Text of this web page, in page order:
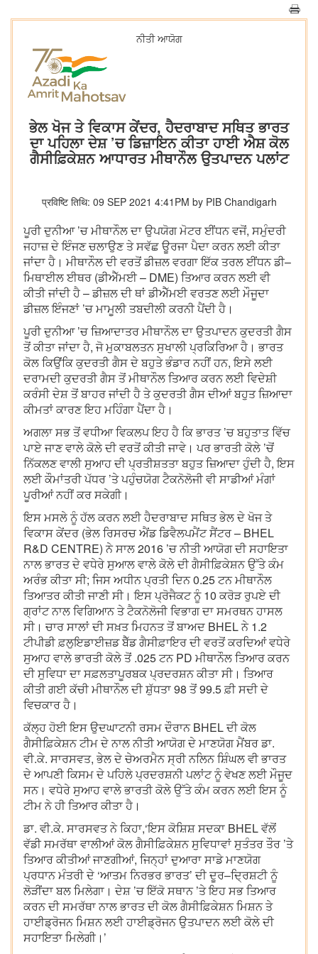
ਨੀਤੀ ਆਯੋਗ
ਭੇਲ ਖੋਜ ਤੇ ਵਿਕਾਸ ਕੇਂਦਰ, ਹੈਦਰਾਬਾਦ ਸਥਿਤ ਭਾਰਤ
ਦਾ ਪਹਿਲਾ ਦੇਸ਼ ’ਚ ਡਿਜ਼ਾਇਨ ਕੀਤਾ ਹਾਈ ਐਸ਼ ਕੋਲ
ਗੈਸੀਫ਼ਿਕੇਸ਼ਨ ਆਧਾਰਤ ਮੀਥਾਨੌਲ ਉਤਪਾਦਨ ਪਲਾਂਟ
प्रविष्टि तिथि: 09 SEP 2021 4:41PM by PIB Chandigarh
ਪੂਰੀ ਦੁਨੀਆ ’ਚ ਮੀਥਾਨੌਲ ਦਾ ਉਪਯੋਗ ਮੋਟਰ ਈਂਧਨ ਵਜੋਂ, ਸਮੁੰਦਰੀ
ਜਹਾਜ਼ ਦੇ ਇੰਜਣ ਚਲਾਉਣ ਤੇ ਸਵੱਛ ਊਰਜਾ ਪੈਦਾ ਕਰਨ ਲਈ ਕੀਤਾ
ਜਾਂਦਾ ਹੈ। ਮੀਥਾਨੌਲ ਦੀ ਵਰਤੋਂ ਡੀਜ਼ਲ ਵਰਗਾ ਇੱਕ ਤਰਲ ਈਂਧਨ ਡੀ–
ਮਿਥਾਈਲ ਈਥਰ (ਡੀਐੱਮਈ – DME) ਤਿਆਰ ਕਰਨ ਲਈ ਵੀ
ਕੀਤੀ ਜਾਂਦੀ ਹੈ – ਡੀਜ਼ਲ ਦੀ ਥਾਂ ਡੀਐੱਮਈ ਵਰਤਣ ਲਈ ਮੌਜੂਦਾ
ਡੀਜ਼ਲ ਇੰਜਣਾਂ ’ਚ ਮਾਮੂਲੀ ਤਬਦੀਲੀ ਕਰਨੀ ਪੈਂਦੀ ਹੈ।
ਪੂਰੀ ਦੁਨੀਆ ’ਚ ਜ਼ਿਆਦਾਤਰ ਮੀਥਾਨੌਲ ਦਾ ਉਤਪਾਦਨ ਕੁਦਰਤੀ ਗੈਸ
ਤੋਂ ਕੀਤਾ ਜਾਂਦਾ ਹੈ, ਜੋ ਮੁਕਾਬਲਤਨ ਸੁਖਾਲੀ ਪ੍ਰਕਿਰਿਆ ਹੈ। ਭਾਰਤ
ਕੋਲ ਕਿਉਂਕਿ ਕੁਦਰਤੀ ਗੈਸ ਦੇ ਬਹੁਤੇ ਭੰਡਾਰ ਨਹੀਂ ਹਨ, ਇਸੇ ਲਈ
ਦਰਾਮਦੀ ਕੁਦਰਤੀ ਗੈਸ ਤੋਂ ਮੀਥਾਨੌਲ ਤਿਆਰ ਕਰਨ ਲਈ ਵਿਦੇਸ਼ੀ
ਕਰੰਸੀ ਦੇਸ਼ ਤੋਂ ਬਾਹਰ ਜਾਂਦੀ ਹੈ ਤੇ ਕੁਦਰਤੀ ਗੈਸ ਦੀਆਂ ਬਹੁਤ ਜ਼ਿਆਦਾ
ਕੀਮਤਾਂ ਕਾਰਣ ਇਹ ਮਹਿੰਗਾ ਪੈਂਦਾ ਹੈ।
ਅਗਲਾ ਸਭ ਤੋਂ ਵਧੀਆ ਵਿਕਲਪ ਇਹ ਹੈ ਕਿ ਭਾਰਤ ’ਚ ਬਹੁਤਾਤ ਵਿੱਚ
ਪਾਏ ਜਾਣ ਵਾਲੇ ਕੋਲੇ ਦੀ ਵਰਤੋਂ ਕੀਤੀ ਜਾਵੇ। ਪਰ ਭਾਰਤੀ ਕੋਲੇ ’ਚੋਂ
ਨਿੱਕਲਣ ਵਾਲੀ ਸੁਆਹ ਦੀ ਪ੍ਰਤੀਸ਼ਤਤਾ ਬਹੁਤ ਜ਼ਿਆਦਾ ਹੁੰਦੀ ਹੈ, ਇਸ
ਲਈ ਕੌਮਾਂਤਰੀ ਪੱਧਰ ’ਤੇ ਪਹੁੰਚਯੋਗ ਟੈਕਨੋਲੋਜੀ ਵੀ ਸਾਡੀਆਂ ਮੰਗਾਂ
ਪੂਰੀਆਂ ਨਹੀਂ ਕਰ ਸਕੇਗੀ।
ਇਸ ਮਸਲੇ ਨੂੰ ਹੱਲ ਕਰਨ ਲਈ ਹੈਦਰਾਬਾਦ ਸਥਿਤ ਭੇਲ ਦੇ ਖੋਜ ਤੇ
ਵਿਕਾਸ ਕੇਂਦਰ (ਭੇਲ ਰਿਸਰਚ ਐਂਡ ਡਿਵੈਲਪਮੈਂਟ ਸੈਂਟਰ – BHEL
R&D CENTRE) ਨੇ ਸਾਲ 2016 ’ਚ ਨੀਤੀ ਆਯੋਗ ਦੀ ਸਹਾਇਤਾ
ਨਾਲ ਭਾਰਤ ਦੇ ਵਧੇਰੇ ਸੁਆਲ ਵਾਲੇ ਕੋਲੇ ਦੀ ਗੈਸੀਫ਼ਿਕੇਸ਼ਨ ਉੱਤੇ ਕੰਮ
ਅਰੰਭ ਕੀਤਾ ਸੀ; ਜਿਸ ਅਧੀਨ ਪ੍ਰਤੀ ਦਿਨ 0.25 ਟਨ ਮੀਥਾਨੌਲ
ਤਿਆਤਰ ਕੀਤੀ ਜਾਣੀ ਸੀ। ਇਸ ਪ੍ਰੋਜੈਕਟ ਨੂੰ 10 ਕਰੋੜ ਰੁਪਏ ਦੀ
ਗ੍ਰਾਂਟ ਨਾਲ ਵਿਗਿਆਨ ਤੇ ਟੈਕਨੋਲੋਜੀ ਵਿਭਾਗ ਦਾ ਸਮਰਥਨ ਹਾਸਲ
ਸੀ। ਚਾਰ ਸਾਲਾਂ ਦੀ ਸਖ਼ਤ ਮਿਹਨਤ ਤੋਂ ਬਾਅਦ BHEL ਨੇ 1.2
ਟੀਪੀਡੀ ਫ਼ਲੁਇਡਾਈਜ਼ਡ ਬੈੱਡ ਗੈਸੀਫ਼ਾਇਰ ਦੀ ਵਰਤੋਂ ਕਰਦਿਆਂ ਵਧੇਰੇ
ਸੁਆਹ ਵਾਲੇ ਭਾਰਤੀ ਕੋਲੇ ਤੋਂ .025 ਟਨ PD ਮੀਥਾਨੌਲ ਤਿਆਰ ਕਰਨ
ਦੀ ਸੁਵਿਧਾ ਦਾ ਸਫ਼ਲਤਾਪੂਰਬਕ ਪ੍ਰਦਰਸ਼ਨ ਕੀਤਾ ਸੀ। ਤਿਆਰ
ਕੀਤੀ ਗਈ ਕੱਚੀ ਮੀਥਾਨੌਲ ਦੀ ਸ਼ੁੱਧਤਾ 98 ਤੋਂ 99.5 ਫ਼ੀ ਸਦੀ ਦੇ
ਵਿਚਕਾਰ ਹੈ।
ਕੱਲ੍ਹ ਹੋਈ ਇਸ ਉਦਘਾਟਨੀ ਰਸਮ ਦੌਰਾਨ BHEL ਦੀ ਕੋਲ
ਗੈਸੀਫ਼ਿਕੇਸ਼ਨ ਟੀਮ ਦੇ ਨਾਲ ਨੀਤੀ ਆਯੋਗ ਦੇ ਮਾਣਯੋਗ ਮੈਂਬਰ ਡਾ.
ਵੀ.ਕੇ. ਸਾਰਸਵਤ, ਭੇਲ ਦੇ ਚੇਅਰਮੈਨ ਸ੍ਰੀ ਨਲਿਨ ਸ਼ਿੰਘਲ ਵੀ ਭਾਰਤ
ਦੇ ਆਪਣੀ ਕਿਸਮ ਦੇ ਪਹਿਲੇ ਪ੍ਰਦਰਸ਼ਨੀ ਪਲਾਂਟ ਨੂੰ ਵੇਖਣ ਲਈ ਮੌਜੂਦ
ਸਨ। ਵਧੇਰੇ ਸੁਆਹ ਵਾਲੇ ਭਾਰਤੀ ਕੋਲੇ ਉੱਤੇ ਕੰਮ ਕਰਨ ਲਈ ਇਸ ਨੂੰ
ਟੀਮ ਨੇ ਹੀ ਤਿਆਰ ਕੀਤਾ ਹੈ।
ਡਾ. ਵੀ.ਕੇ. ਸਾਰਸਵਤ ਨੇ ਕਿਹਾ,‘ਇਸ ਕੋਸ਼ਿਸ਼ ਸਦਕਾ BHEL ਵੱਲੋਂ
ਵੱਡੀ ਸਮਰੱਥਾ ਵਾਲੀਆਂ ਕੋਲ ਗੈਸੀਫ਼ਿਕੇਸ਼ਨ ਸੁਵਿਧਾਵਾਂ ਸੁਤੰਤਰ ਤੌਰ ’ਤੇ
ਤਿਆਰ ਕੀਤੀਆਂ ਜਾਣਗੀਆਂ, ਜਿਨ੍ਹਾਂ ਦੁਆਰਾ ਸਾਡੇ ਮਾਣਯੋਗ
ਪ੍ਰਧਾਨ ਮੰਤਰੀ ਦੇ ‘ਆਤਮ ਨਿਰਭਰ ਭਾਰਤ’ ਦੀ ਦੂਰ–ਦ੍ਰਿਸ਼ਟੀ ਨੂੰ
ਲੋੜੀਂਦਾ ਬਲ ਮਿਲੇਗਾ। ਦੇਸ਼ ’ਚ ਇੱਕੋ ਸਥਾਨ ’ਤੇ ਇਹ ਸਭ ਤਿਆਰ
ਕਰਨ ਦੀ ਸਮਰੱਥਾ ਨਾਲ ਭਾਰਤ ਦੀ ਕੋਲ ਗੈਸੀਫ਼ਿਕੇਸ਼ਨ ਮਿਸ਼ਨ ਤੇ
ਹਾਈਡ੍ਰੋਜਨ ਮਿਸ਼ਨ ਲਈ ਹਾਈਡ੍ਰੋਜਨ ਉਤਪਾਦਨ ਲਈ ਕੋਲੇ ਦੀ
ਸਹਾਇਤਾ ਮਿਲੇਗੀ।’